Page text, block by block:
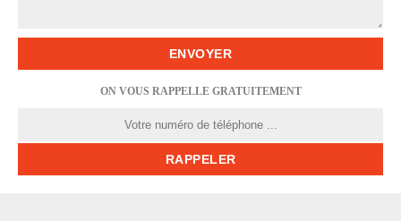
ON VOUS RAPPELLE GRATUITEMENT